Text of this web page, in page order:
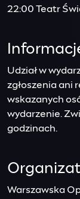
22:00 Teatr
Udział w
zgłoszenia ani
wskazanych
wydarzenie.
godzinach.
Warszawska